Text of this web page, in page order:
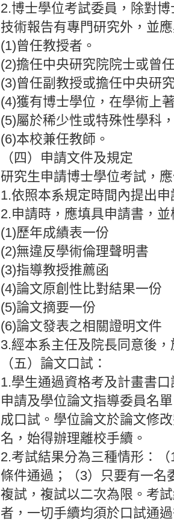
2.博士學位考試委員，除對
技術報告有專門研究外，並
(1)曾任教授者。
(2)擔任中央研究院院士或曾
(3)曾任副教授或擔任中央研
(4)獲有博士學位，在學術上
(5)屬於稀少性或特殊性學科
(6)本校兼任教師。
（四）申請文件及規定
研究生申請博士學位考試，
1.依照本系規定時間內提出申
2.申請時，應填具申請書，
(1)歷年成績表一份
(2)無違反學術倫理聲明書
(3)指導教授推薦函
(4)論文原創性比對結果一份
(5)論文摘要一份
(6)論文發表之相關證明文件
3.經本系主任及院長同意後
（五）論文口試：
1.學生通過資格考及計畫書
申請及學位論文指導委員名
成口試。學位論文於論文修
名，始得辦理離校手續。
2.考試結果分為三種情形：
條件通過；（3）只要有一名
複試，複試以二次為限。考
者，一切手續均須於口試通